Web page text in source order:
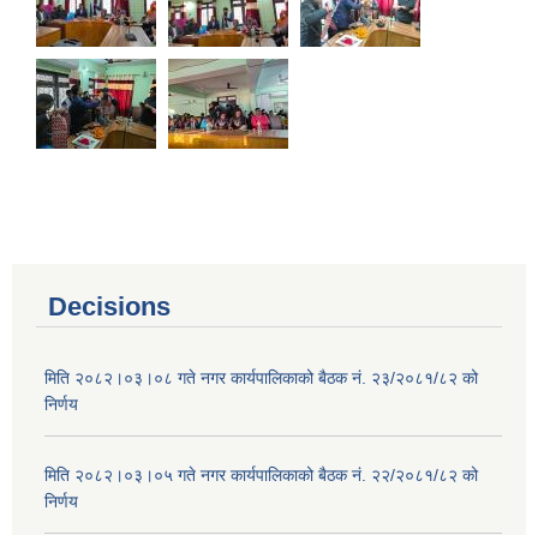
Decisions
मिति २०८२।०३।०८ गते नगर कार्यपालिकाको बैठक नं. २३/२०८१/८२ को
निर्णय
मिति २०८२।०३।०५ गते नगर कार्यपालिकाको बैठक नं. २२/२०८१/८२ को
निर्णय